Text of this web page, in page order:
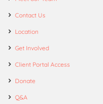
Contact Us
Location
Get Involved
Client Portal Access
Donate
Q&A